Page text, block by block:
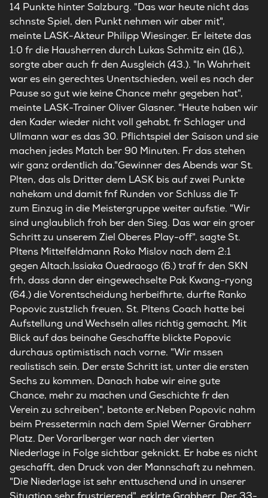
14 Punkte hinter Salzburg. "Das war heute nicht das
schnste Spiel, den Punkt nehmen wir aber mit",
meinte LASK-Akteur Philipp Wiesinger. Er leitete das
1:0 fr die Hausherren durch Lukas Schmitz ein (16.),
sorgte aber auch fr den Ausgleich (43.). "In Wahrheit
war es ein gerechtes Unentschieden, weil es nach der
Pause so gut wie keine Chance mehr gegeben hat",
meinte LASK-Trainer Oliver Glasner. "Heute haben wir
den Kader wieder nicht voll gehabt, fr Schlager und
Ullmann war es das 30. Pflichtspiel der Saison und sie
machen jedes Match ber 90 Minuten. Fr das stehen
wir ganz ordentlich da."Gewinner des Abends war St.
Plten, das als Dritter dem LASK bis auf zwei Punkte
nahekam und damit fnf Runden vor Schluss die Tr
zum Einzug in die Meistergruppe weiter aufstie. "Wir
sind unglaublich froh ber den Sieg. Das war ein groer
Schritt zu unserem Ziel Oberes Play-off", sagte St.
Pltens Mittelfeldmann Roko Mislov nach dem 2:1
gegen Altach.Issiaka Ouedraogo (6.) traf fr den SKN
frh, dass dann der eingewechselte Pak Kwang-ryong
(64.) die Vorentscheidung herbeifhrte, durfte Ranko
Popovic zustzlich freuen. St. Pltens Coach hatte bei
Aufstellung und Wechseln alles richtig gemacht. Mit
Blick auf das beinahe Geschaffte blickte Popovic
durchaus optimistisch nach vorne. "Wir mssen
realistisch sein. Der erste Schritt ist, unter die ersten
Sechs zu kommen. Danach habe wir eine gute
Chance, mehr zu machen und Geschichte fr den
Verein zu schreiben", betonte er.Neben Popovic nahm
beim Pressetermin nach dem Spiel Werner Grabherr
Platz. Der Vorarlberger war nach der vierten
Niederlage in Folge sichtbar geknickt. Er habe es nicht
geschafft, den Druck von der Mannschaft zu nehmen.
"Die Niederlage ist sehr enttuschend und in unserer